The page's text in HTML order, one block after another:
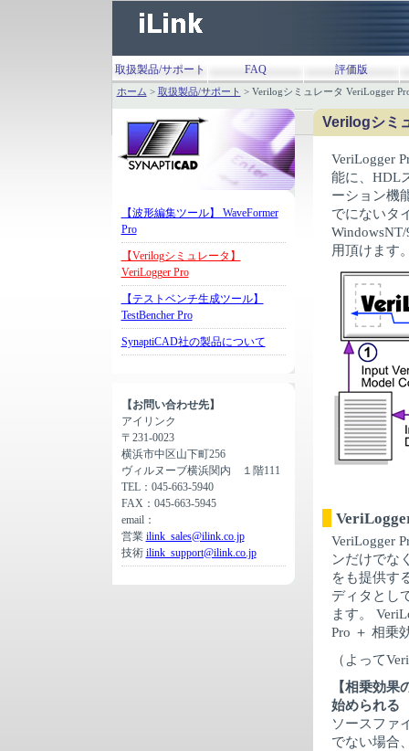
取扱製品/サポート FAQ 評価版
ホーム > 取扱製品/サポート > Verilogシミュレータ VeriLogger
【波形編集ツール】 WaveFormer
Pro
【Verilogシミュレータ】
VeriLogger Pro
【テストベンチ生成ツール】
TestBencher Pro
SynaptiCAD社の製品について
【お問い合わせ先】
アイリンク
〒231-0023
横浜市中区山下町256
ヴィルヌーブ横浜関内 １階111
TEL：045-663-5940
FAX：045-663-5945
email：
営業 ilink_sales@ilink.co.jp
技術 ilink_support@ilink.co.jp
Verilogシミ
VeriLogger
能に、HDL
ーション機
でにないタ
用頂けます
VeriLogger
ンだけでな
をも提供す
ディタとし
ます。
Pro ＋ 相乗
（よって
【相乗効
始められる
ソースファ
でない場合